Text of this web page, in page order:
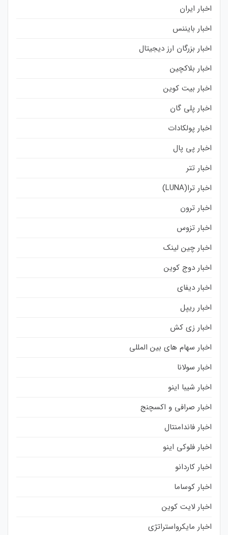
اخبار ایران
اخبار بایننس
اخبار بزرگان ارز دیجیتال
اخبار بلاکچین
اخبار بیت کوین
اخبار پلی گان
اخبار پولکادات
اخبار پی پال
اخبار تتر
اخبار ترا(LUNA)
اخبار ترون
اخبار تزوس
اخبار چین لینک
اخبار دوج کوین
اخبار دیفای
اخبار ریپل
اخبار زی کش
اخبار سهام های بین المللی
اخبار سولانا
اخبار شیبا اینو
اخبار صرافی و اکسچنج
اخبار فاندامنتال
اخبار فلوکی اینو
اخبار کاردانو
اخبار کوساما
اخبار لایت کوین
اخبار مایکرواستراتژی